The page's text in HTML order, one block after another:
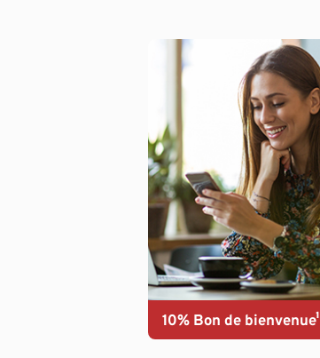
10% Bon de bienvenue¹